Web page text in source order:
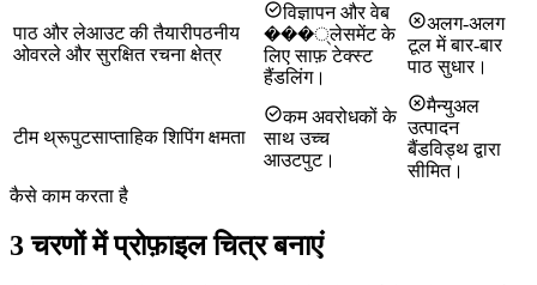
पाठ और लेआउट की तैयारीपठनीय
ओवरले और सुरक्षित रचना क्षेत्र
विज्ञापन और वेब
���्लेसमेंट के
लिए साफ़ टेक्स्ट
हैंडलिंग।
अलग-अलग
टूल में बार-बार
पाठ सुधार।
टीम थ्रूपुटसाप्ताहिक शिपिंग क्षमता
कम अवरोधकों के
साथ उच्च
आउटपुट।
मैन्युअल
उत्पादन
बैंडविड्थ द्वारा
सीमित।
कैसे काम करता है
3 चरणों में प्रोफ़ाइल चित्र बनाएं